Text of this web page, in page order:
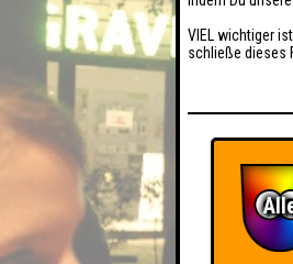
VIEL wichtiger
schließe dieses